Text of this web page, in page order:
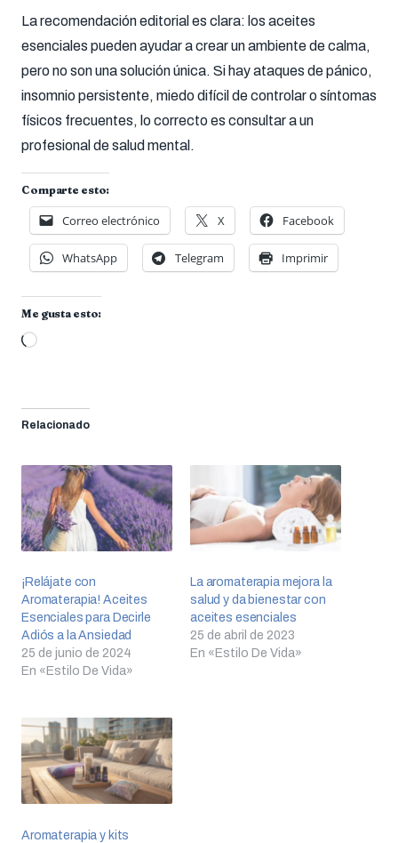
La recomendación editorial es clara: los aceites
esenciales pueden ayudar a crear un ambiente de calma,
pero no son una solución única. Si hay ataques de pánico,
insomnio persistente, miedo difícil de controlar o síntomas
físicos frecuentes, lo correcto es consultar a un
profesional de salud mental.
Comparte esto:
Correo electrónico X Facebook
WhatsApp Telegram Imprimir
Me gusta esto:
Cargando...
Relacionado
¡Relájate con
Aromaterapia! Aceites
Esenciales para Decirle
Adiós a la Ansiedad
25 de junio de 2024
En «Estilo De Vida»
La aromaterapia mejora la
salud y da bienestar con
aceites esenciales
25 de abril de 2023
En «Estilo De Vida»
Aromaterapia y kits